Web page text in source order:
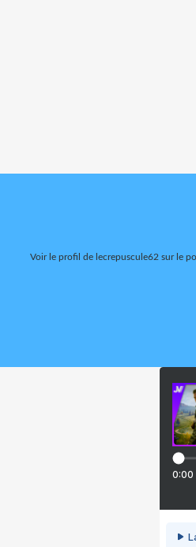
Voir le profil de lecrepuscule62 sur le
0:00